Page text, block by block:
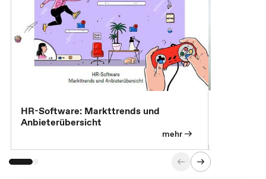
HR-Software: Markttrends und
Anbieterübersicht
mehr